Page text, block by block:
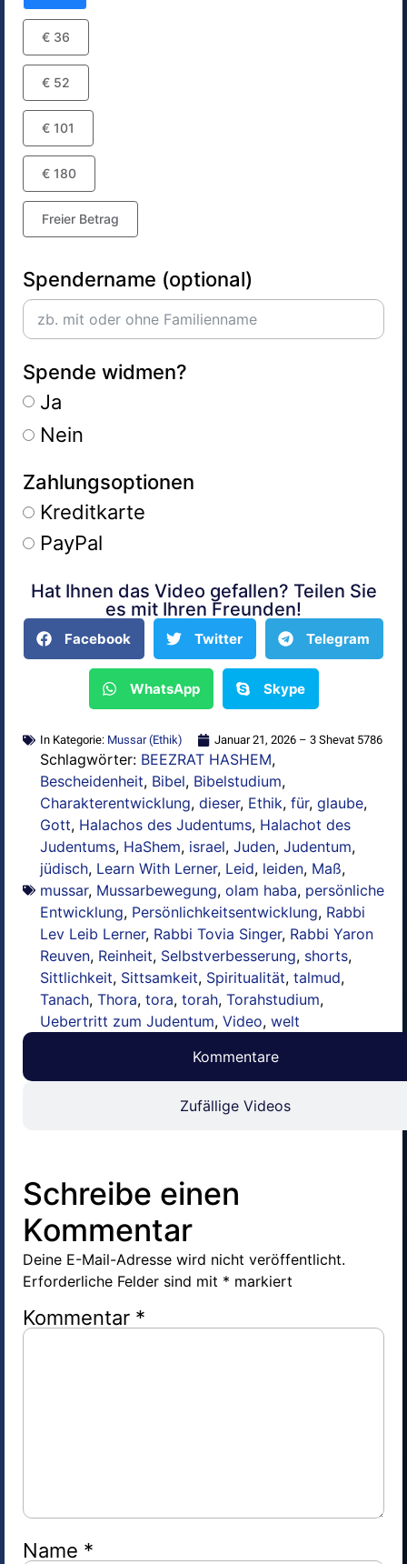
€ 36
€ 52
€ 101
€ 180
Freier Betrag
Spendername (optional)
Spende widmen?
Ja
Nein
Zahlungsoptionen
Kreditkarte
PayPal
Alternative:
Hat Ihnen das Video gefallen? Teilen Sie
es mit Ihren Freunden!
Facebook Twitter Telegram
WhatsApp Skype
In Kategorie: Mussar (Ethik) Januar 21, 2026 – 3 Shevat 5786
Schlagwörter: BEEZRAT HASHEM,
Bescheidenheit, Bibel, Bibelstudium,
Charakterentwicklung, dieser, Ethik, für, glaube,
Gott, Halachos des Judentums, Halachot des
Judentums, HaShem, israel, Juden, Judentum,
jüdisch, Learn With Lerner, Leid, leiden, Maß,
mussar, Mussarbewegung, olam haba, persönliche
Entwicklung, Persönlichkeitsentwicklung, Rabbi
Lev Leib Lerner, Rabbi Tovia Singer, Rabbi Yaron
Reuven, Reinheit, Selbstverbesserung, shorts,
Sittlichkeit, Sittsamkeit, Spiritualität, talmud,
Tanach, Thora, tora, torah, Torahstudium,
Uebertritt zum Judentum, Video, welt
Kommentare
Zufällige Videos
Schreibe einen
Kommentar
Deine E-Mail-Adresse wird nicht veröffentlicht.
Erforderliche Felder sind mit * markiert
Kommentar *
Name *